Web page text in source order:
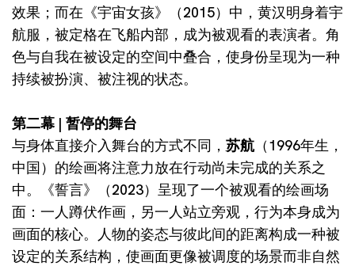
效果；而在《宇宙女孩》（2015）中，黄汉明身着宇
航服，被定格在飞船内部，成为被观看的表演者。角
色与自我在被设定的空间中叠合，使身份呈现为一种
持续被扮演、被注视的状态。
第二幕 | 暂停的舞台
与身体直接介入舞台的方式不同， 苏航（1996年生，
中国）的绘画将注意力放在行动尚未完成的关系之
中。《誓言》（2023）呈现了一个被观看的绘画场
面：一人蹲伏作画，另一人站立旁观，行为本身成为
画面的核心。人物的姿态与彼此间的距离构成一种被
设定的关系结构，使画面更像被调度的场景而非自然